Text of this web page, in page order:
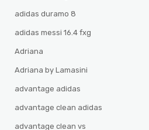
adidas duramo 8
adidas messi 16.4 fxg
Adriana
Adriana by Lamasini
advantage adidas
advantage clean adidas
advantage clean vs